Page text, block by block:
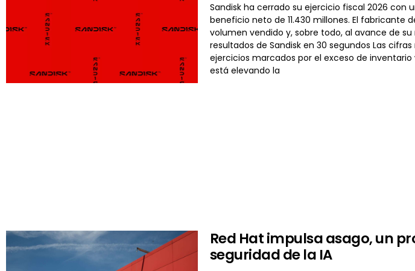
Sandisk ha cerrado su ejercicio fiscal 2026 con
beneficio neto de 11.430 millones. El fabricante
volumen vendido y, sobre todo, al avance de
resultados de Sandisk en 30 segundos Las
ejercicios marcados por el exceso de
está elevando la
Red Hat impulsa asago, un
seguridad de la IA